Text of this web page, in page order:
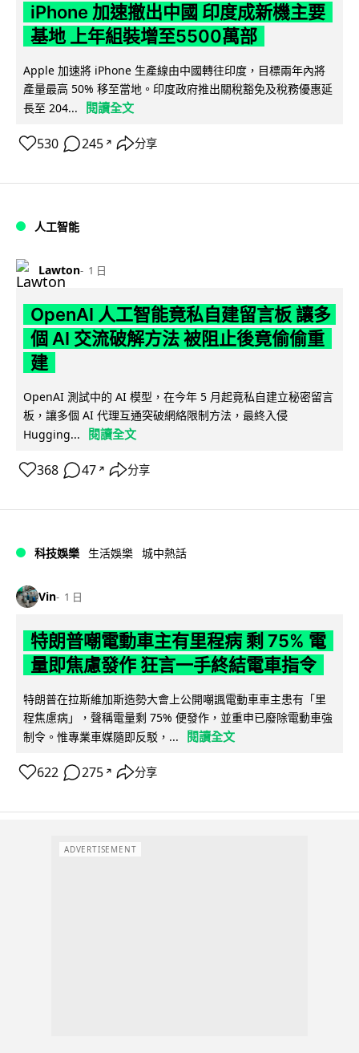
iPhone 加速撤出中國 印度成新機主要
基地 上年組裝增至5500萬部
Apple 加速將 iPhone 生產線由中國轉往印度，目標兩年內將
產量最高 50% 移至當地。印度政府推出關稅豁免及稅務優惠延
長至 204...
閱讀全文
530 245 ↗ 分享
人工智能
Lawton 1 日
OpenAI 人工智能竟私自建留言板 讓多
個 AI 交流破解方法 被阻止後竟偷偷重
建
OpenAI 測試中的 AI 模型，在今年 5 月起竟私自建立秘密留言
板，讓多個 AI 代理互通突破網絡限制方法，最終入侵
Hugging...
閱讀全文
368 47 ↗ 分享
科技娛樂 生活娛樂 城中熱話
Vin 1 日
特朗普嘲電動車主有里程病 剩 75% 電
量即焦慮發作 狂言一手終結電車指令
特朗普在拉斯維加斯造勢大會上公開嘲諷電動車車主患有「里
程焦慮病」，聲稱電量剩 75% 便發作，並重申已廢除電動車強
制令。惟專業車媒隨即反駁，...
閱讀全文
622 275 ↗ 分享
ADVERTISEMENT